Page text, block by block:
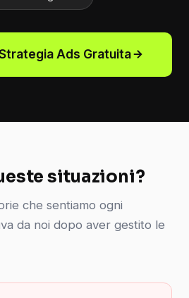
Ads Gratuita
situazioni?
che sentiamo ogni
da noi dopo aver gestito le